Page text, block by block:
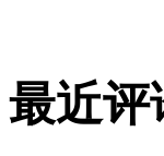
最近评